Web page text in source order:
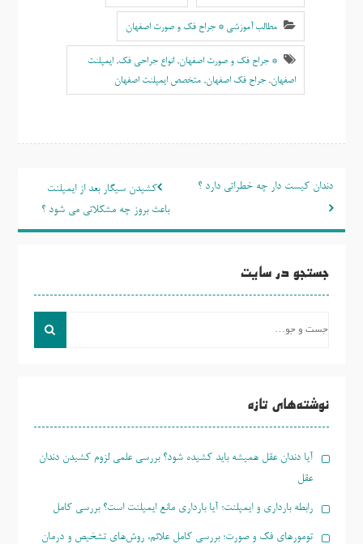
مطالب آموزشی * جراح فک و صورت اصفهان
* جراح فک و صورت اصفهان, انواع جراحی فک, ايمپلنت
اصفهان, جراح فک اصفهان, متخصص ايمپلنت اصفهان
راهبری
نوشته
کشیدن سیگار بعد از ایمپلنت
باعث بروز چه مشکلاتی می شود ؟
دندان کیست دار چه خطراتی دارد ؟
جستجو در سایت
نوشته‌های تازه
آیا دندان عقل همیشه باید کشیده شود؟ بررسی علمی لزوم کشیدن دندان
عقل
رابطه بارداری و ایمپلنت؛ آیا بارداری مانع ایمپلنت است؟ بررسی کامل
تومورهای فک و صورت؛ بررسی کامل علائم، روش‌های تشخیص و درمان